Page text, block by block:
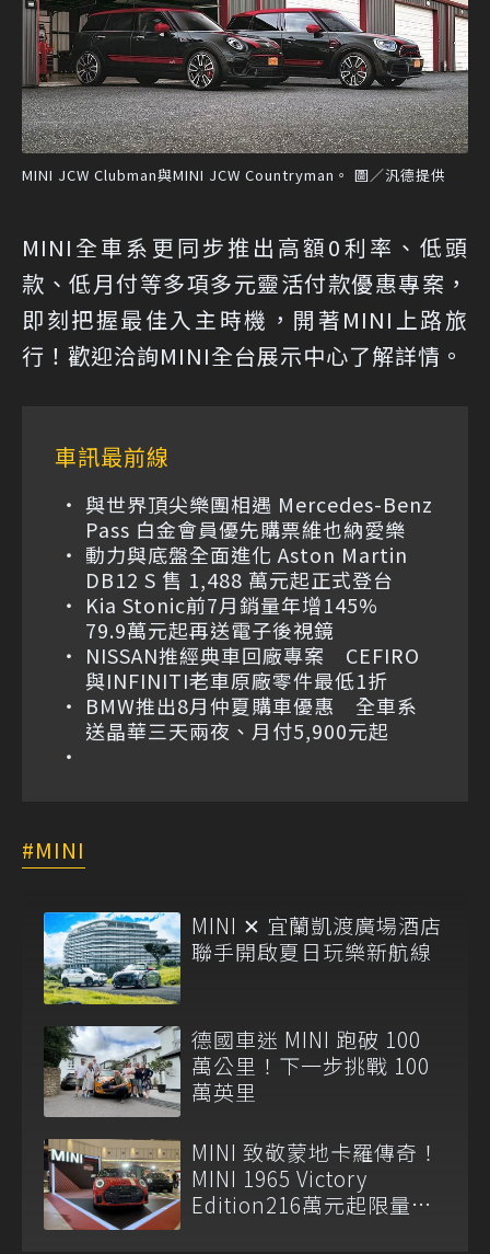
MINI JCW Clubman與MINI JCW Countryman。 圖／汎德提供
MINI全車系更同步推出高額0利率、低頭
款、低月付等多項多元靈活付款優惠專案，
即刻把握最佳入主時機，開著MINI上路旅
行！歡迎洽詢MINI全台展示中心了解詳情。
車訊最前線
與世界頂尖樂團相遇 Mercedes-Benz
Pass 白金會員優先購票維也納愛樂
動力與底盤全面進化 Aston Martin
DB12 S 售 1,488 萬元起正式登台
Kia Stonic前7月銷量年增145%
79.9萬元起再送電子後視鏡
NISSAN推經典車回廠專案 CEFIRO
與INFINITI老車原廠零件最低1折
BMW推出8月仲夏購車優惠 全車系
送晶華三天兩夜、月付5,900元起
MINI
MINI ✕ 宜蘭凱渡廣場酒店
聯手開啟夏日玩樂新航線
德國車迷 MINI 跑破 100
萬公里！下一步挑戰 100
萬英里
MINI 致敬蒙地卡羅傳奇！
MINI 1965 Victory
Edition216萬元起限量登